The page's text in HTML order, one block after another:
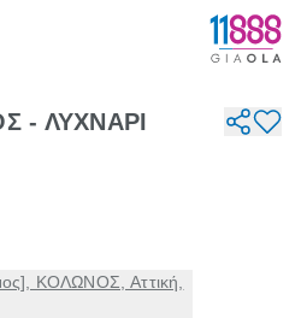
- ΛΥΧΝΑΡΙ
ΚΟΛΩΝΟΣ, Αττική,